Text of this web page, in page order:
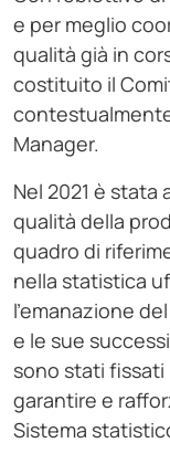
e per meglio
qualità già in
costituito il
Manager.
Nel 2021 è
qualità della
quadro di
nella statistica
l'emanazione
e le sue
sono stati
garantire e
Sistema